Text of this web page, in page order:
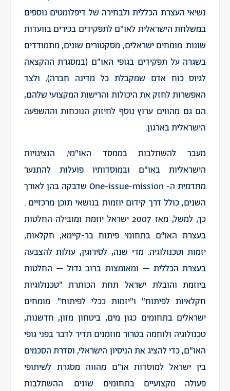
נשיאי העצרת הכללית ולבחירה של דיפלומטים נוספים
במשלחת הישראלית לאו"ם לתפקידים בכירים בוועדות
שונות. מומחים ישראלים, מסקטורים שונים, מתמודדים
בשגרה על תפקידים בגופי האו"ם (במסגרת ההקצאה
לגיוס כוח אדם שמקבלת כל מדינה חברה), ולצד
האפשרות לחזק את היכולות והרישות המקצועי שלהם,
הם גם מהווים ערוץ נוסף לחיזוק הנוכחות וההשפעה
הישראלית בארגון.
מעבר להשתלבות בממסד האו"מי, הנציגויות
הישראליות באו"ם ובמוסדותיו פועלות להתנער
מתדמית ה- One-issue-mission שדבקה בהן לאורך
השנים, כולל דרך קידום יוזמות בנושאי תוכן מרכזיים .
כך, למשל, מאז 2007 ישראל יוזמת ומובילה החלטות
בעצרת האו“ם בתחומי פיתוח בר-קיימא, חקלאות,
יזמות וטכנולוגיה. מדי שנה, לסירוגין, עולות להצבעה
בעצרת הכללית – ומאומצות ברוב גדול – החלטות
ביוזמת והובלת ישראל תחת הכותרת "טכנולוגיות
חקלאיות לפיתוח" ו"יזמות ככלי לפיתוח". מומחים
ישראלים בתחומים כגון מים, ביטחון מזון, חדשנות,
טכנולוגיה ולוחמה בטרור מוזמנים תדיר לדבר בפני גופי
האו"ם, כדי להציג את הניסיון הישראלי, וסדרת הסכמים
בין ישראל למוסדות או"ם מהווה מסגרת לשיתופי
פעולה מקצועיים בתחומים שונים. ההשתלבות